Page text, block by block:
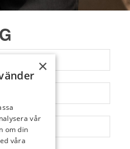
×
vår
om din
våra